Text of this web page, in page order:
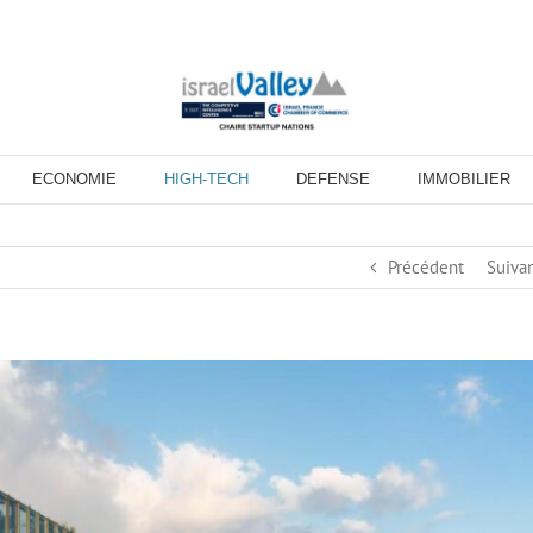
ECONOMIE HIGH-TECH DEFENSE IMMOBILIER
Précédent